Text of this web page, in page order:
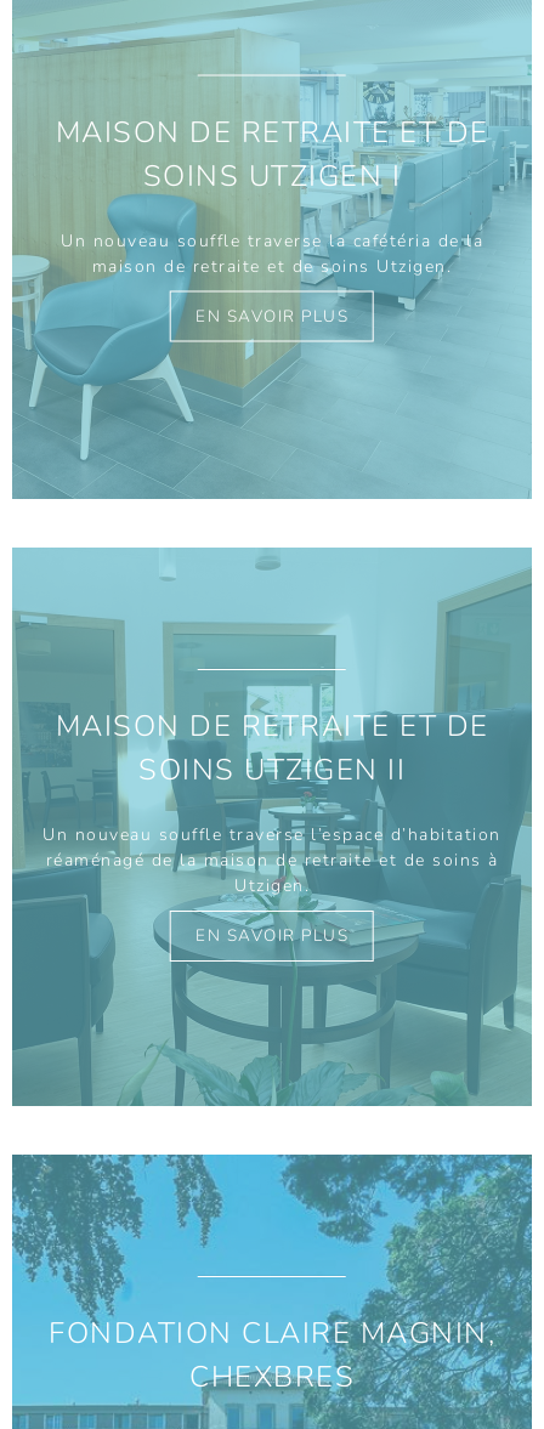
MAISON DE RETRAITE ET DE
SOINS UTZIGEN I
Un nouveau souffle traverse la cafétéria de la
maison de retraite et de soins Utzigen.
EN SAVOIR PLUS
MAISON DE RETRAITE ET DE
SOINS UTZIGEN II
Un nouveau souffle traverse l’espace d’habitation
réaménagé de la maison de retraite et de soins à
Utzigen.
EN SAVOIR PLUS
FONDATION CLAIRE MAGNIN,
CHEXBRES